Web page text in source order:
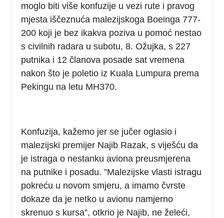
moglo biti više konfuzije u vezi rute i pravog
mjesta iščeznuća malezijskoga Boeinga 777-
200 koji je bez ikakva poziva u pomoć nestao
s civilnih radara u subotu, 8. Ožujka, s 227
putnika i 12 članova posade sat vremena
nakon što je poletio iz Kuala Lumpura prema
Pekingu na letu MH370.
Konfuzija, kažemo jer se jučer oglasio i
malezijski premijer Najib Razak, s viješću da
je istraga o nestanku aviona preusmjerena
na putnike i posadu. ”Malezijske vlasti istragu
pokreću u novom smjeru, a imamo čvrste
dokaze da je netko u avionu namjerno
skrenuo s kursa”, otkrio je Najib, ne želeći,